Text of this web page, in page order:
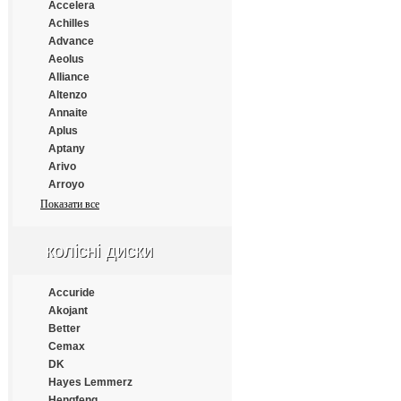
Continental
Cooper
Cooper Chengshan
Cossack
Cratos
CrossWind
Daewoo
Dayton
Debica
Deestone
Diamondback
Distance
Double Road
Doupro
Drivemaster
Dunlop
Duraturn
Durun
Eced
Ecovision
Accelera
Achilles
Advance
Aeolus
Alliance
Altenzo
Annaite
Aplus
Aptany
Arivo
Arroyo
Atlander
Austone
Bars
Barum
BFGoodrich
Blacklion
Bridgestone
Cachland
Показати все
колісні диски
Accuride
Akojant
Better
Cemax
DK
Hayes Lemmerz